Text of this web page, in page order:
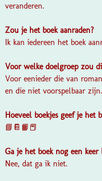
veranderen.
Zou je het boek aanraden?
Ik kan iedereen het boek
Voor welke doelgroep zou
Voor eenieder die van
en die niet voorspelbaar zijn.
Hoeveel boekjes geef je het
📘📔📙📕
Ga je het boek nog een keer
Nee, dat ga ik niet.